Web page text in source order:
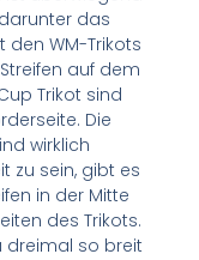
das
WM-Trikots
auf dem
Trikot sind
Die
wirklich
zu sein, gibt es
in der Mitte
des Trikots.
dreimal so breit